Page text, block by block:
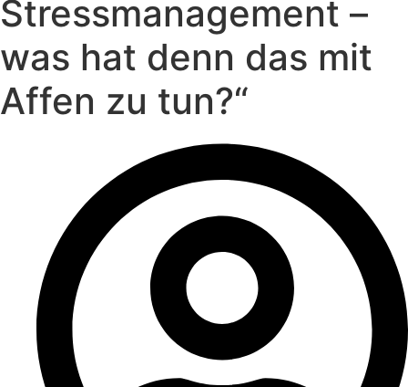
Stressmanagement –
was hat denn das mit
Affen zu tun?“